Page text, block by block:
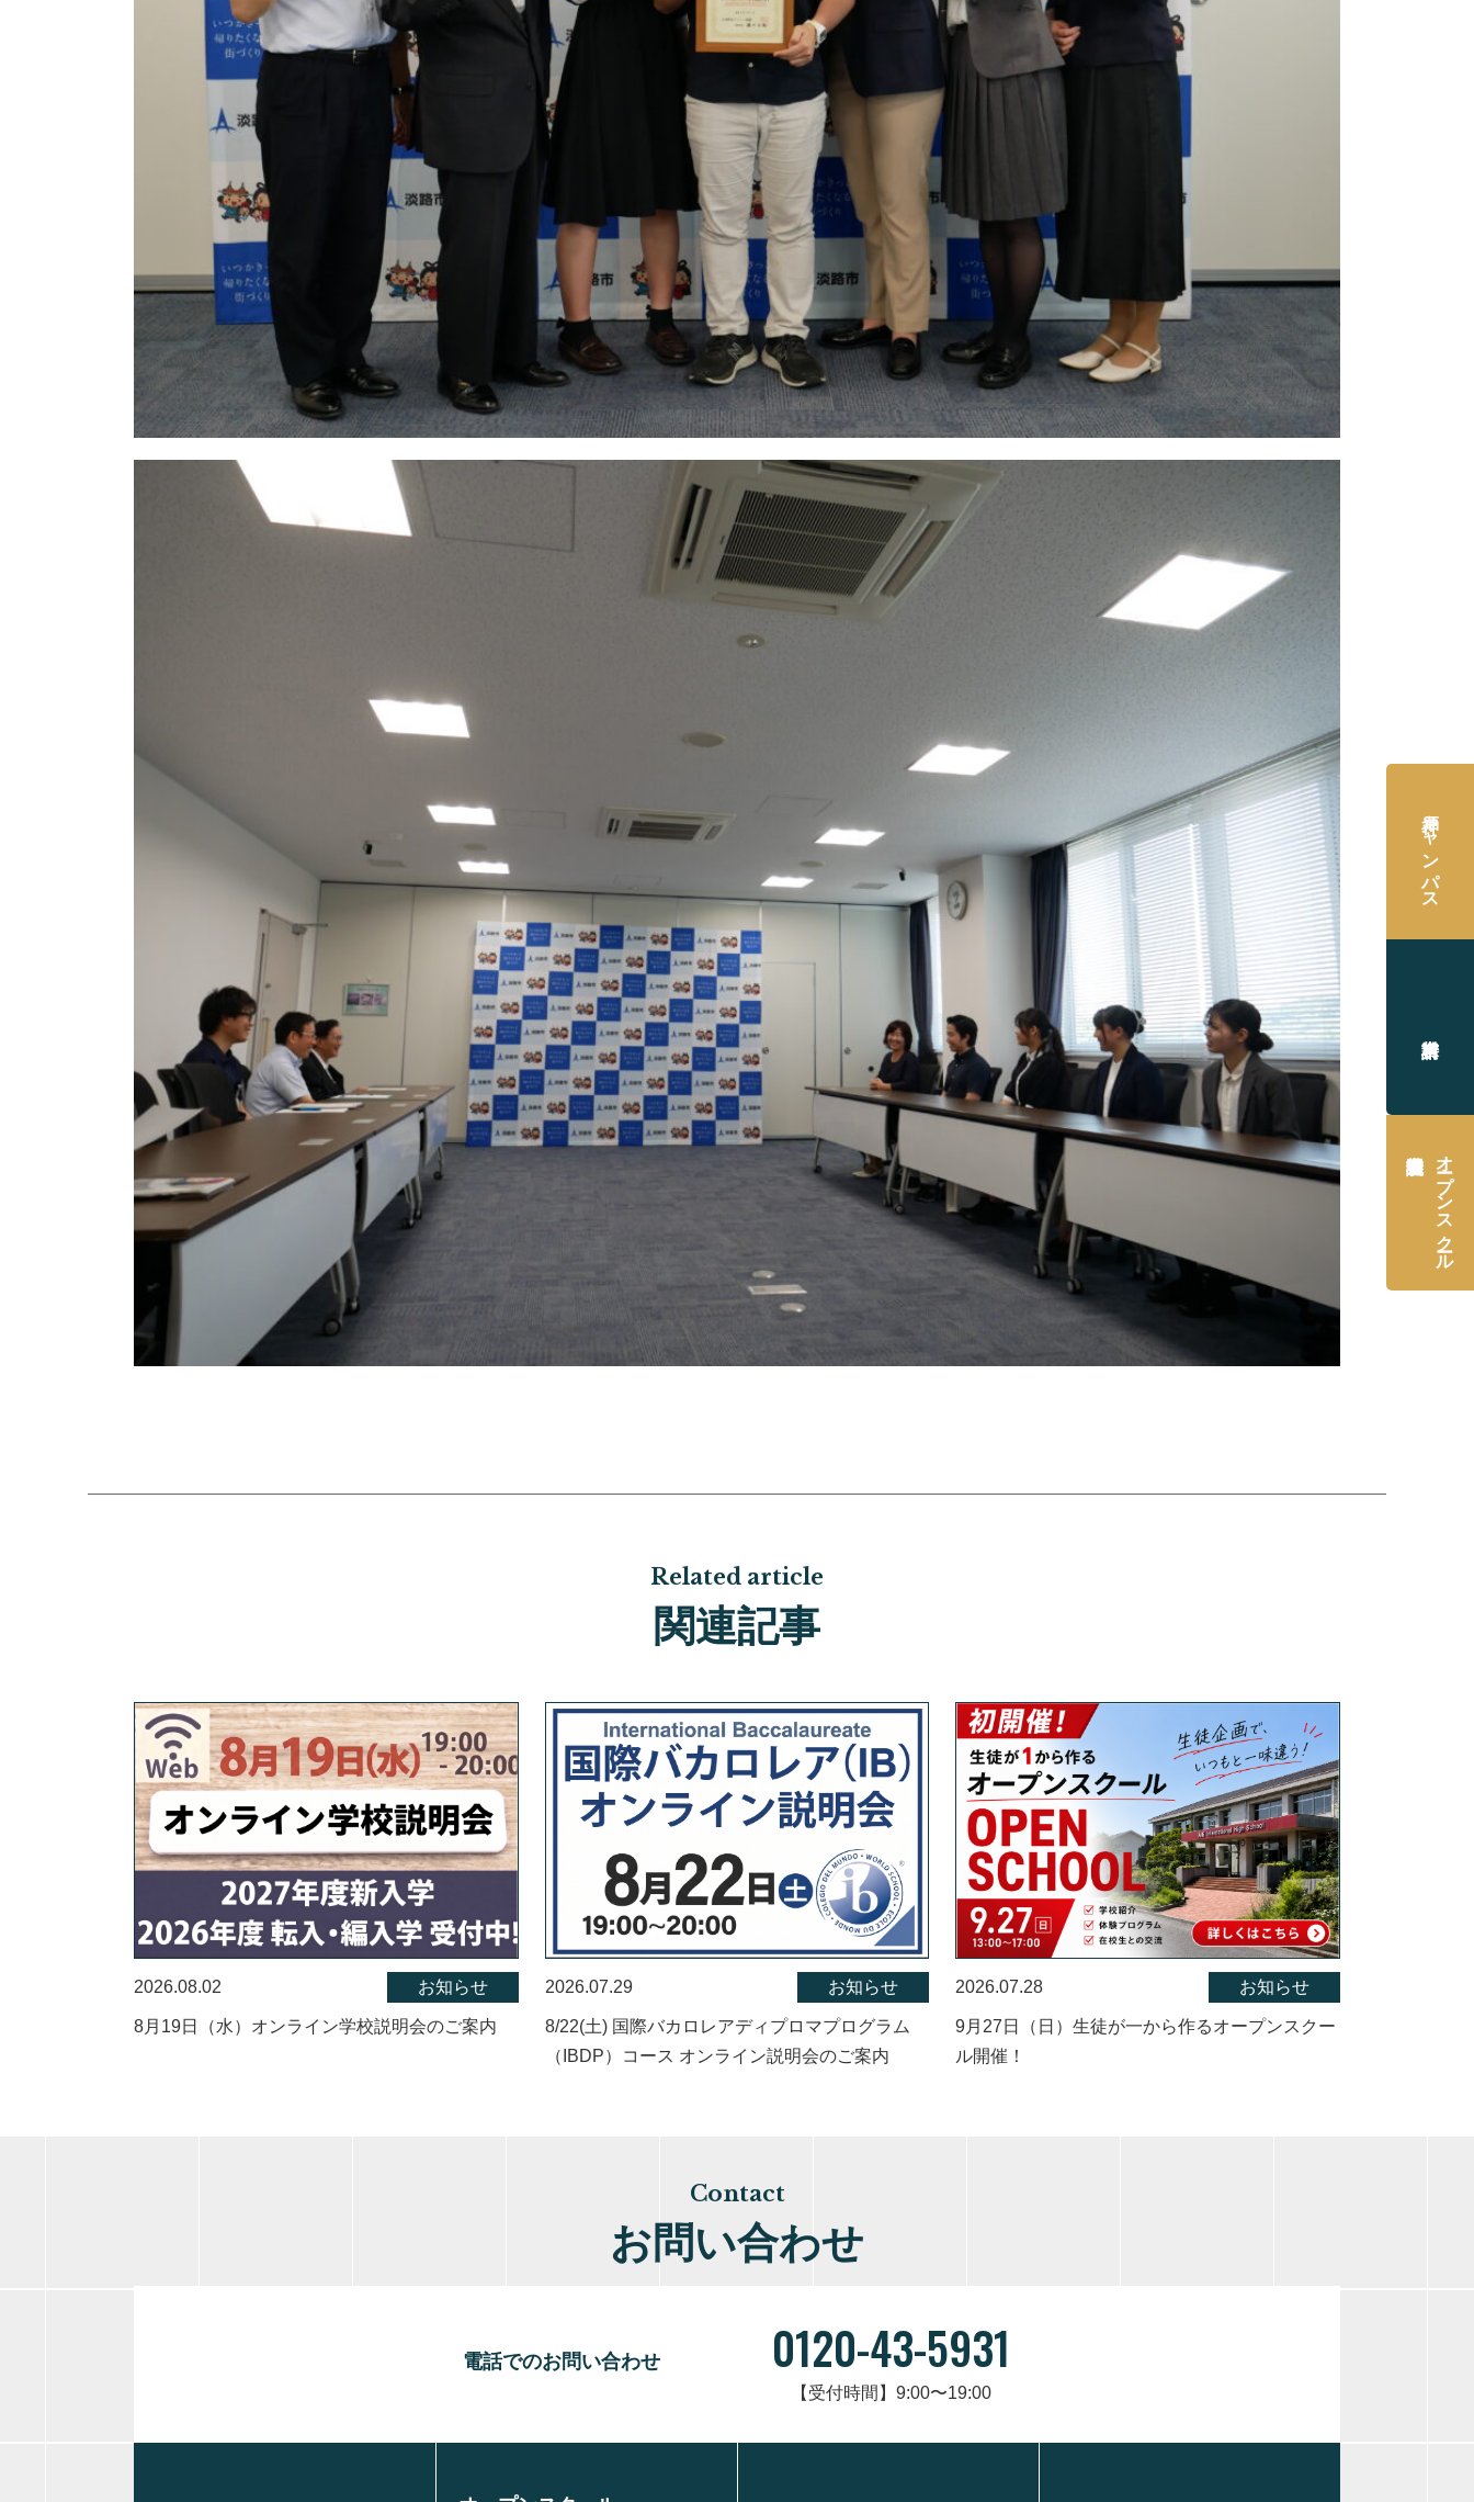
Related article
関連記事
2026.08.02 お知らせ
8月19日（水）オンライン学校説明会のご案内
2026.07.29 お知らせ
8/22(土) 国際バカロレアディプロマプログラム
（IBDP）コース オンライン説明会のご案内
2026.07.28 お知らせ
9月27日（日）生徒が一から作るオープンスクー
ル開催！
Contact
お問い合わせ
電話でのお問い合わせ 0120-43-5931
【受付時間】9:00〜19:00
神戸キャンパス
オープンスクール